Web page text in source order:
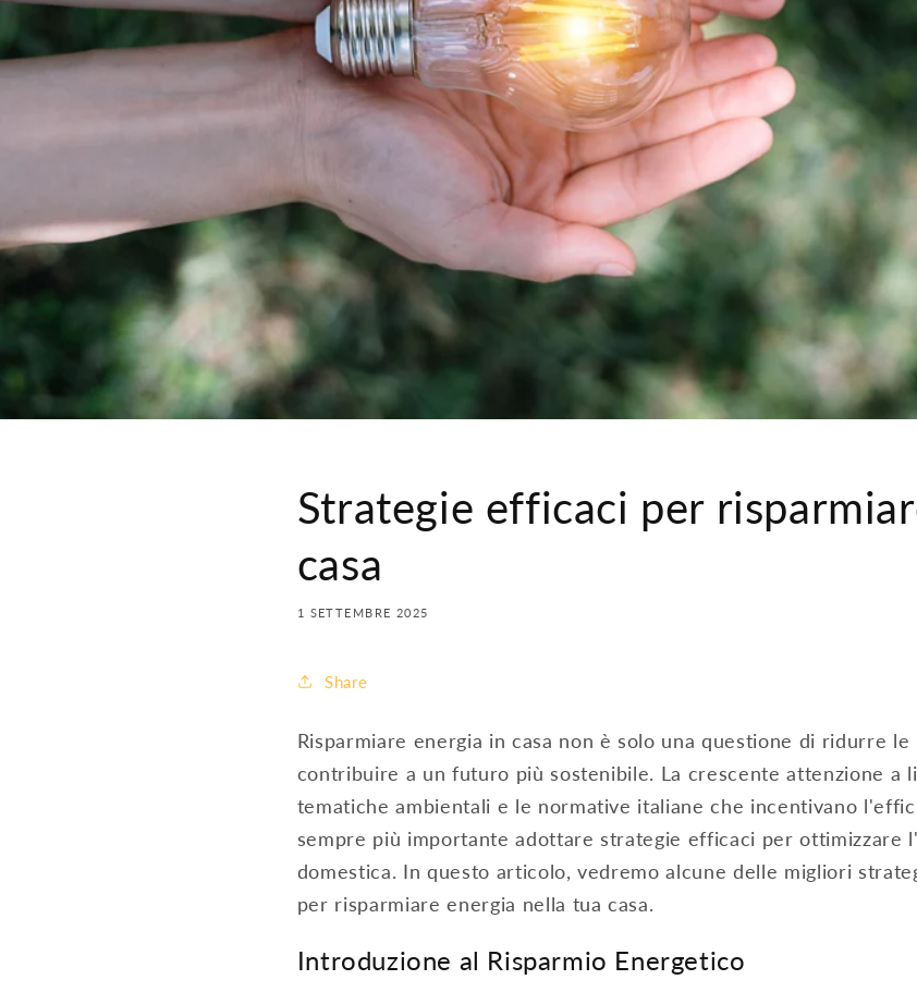
Strategie efficaci per
casa
1 SETTEMBRE 2025
Share
Risparmiare energia in casa non è solo una questione di ridurre
contribuire a un futuro più sostenibile. La crescente attenzione a
tematiche ambientali e le normative italiane che incentivano
sempre più importante adottare strategie efficaci per ottimizzare
domestica. In questo articolo, vedremo alcune delle migliori
per risparmiare energia nella tua casa.
Introduzione al Risparmio Energetico